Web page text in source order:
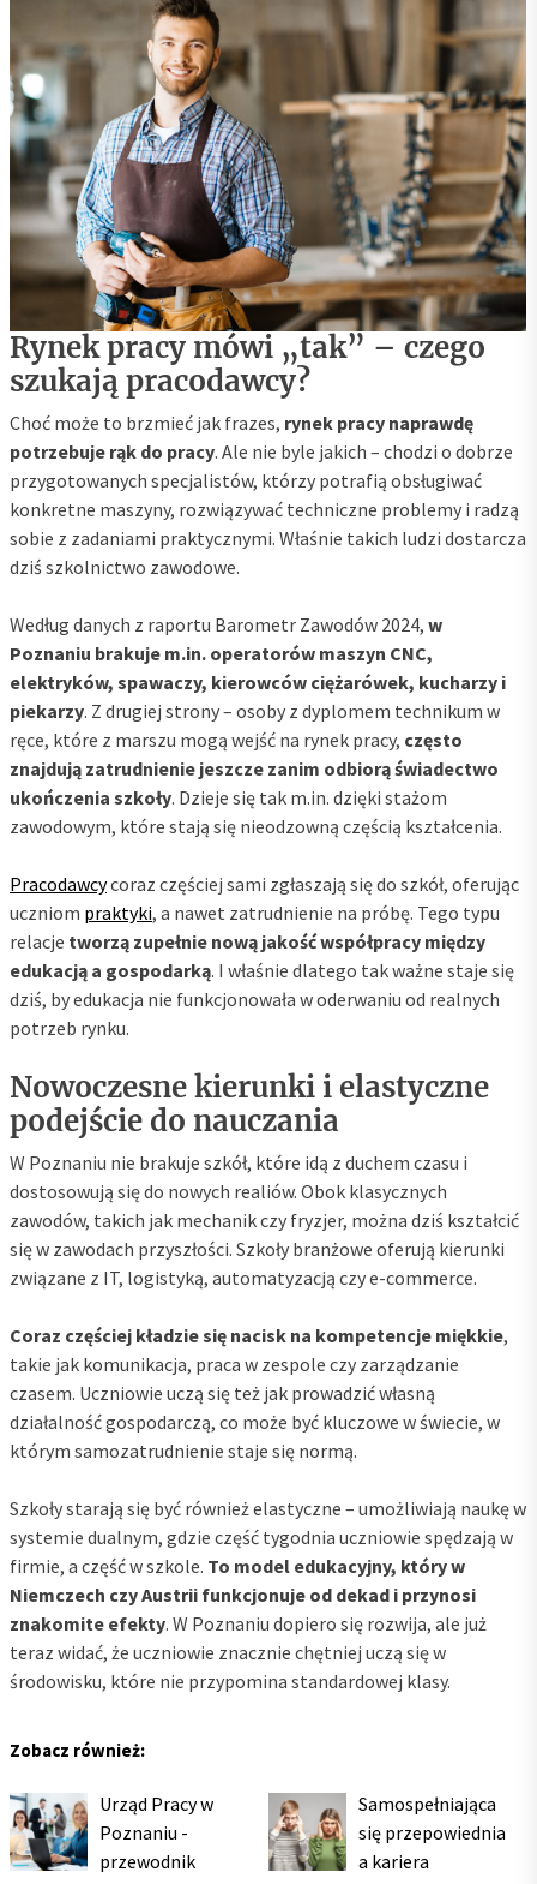
Rynek pracy mówi „tak” – czego
szukają pracodawcy?
Choć może to brzmieć jak frazes, rynek pracy naprawdę
potrzebuje rąk do pracy. Ale nie byle jakich – chodzi o dobrze
przygotowanych specjalistów, którzy potrafią obsługiwać
konkretne maszyny, rozwiązywać techniczne problemy i radzą
sobie z zadaniami praktycznymi. Właśnie takich ludzi dostarcza
dziś szkolnictwo zawodowe.
Według danych z raportu Barometr Zawodów 2024, w
Poznaniu brakuje m.in. operatorów maszyn CNC,
elektryków, spawaczy, kierowców ciężarówek, kucharzy i
piekarzy. Z drugiej strony – osoby z dyplomem technikum w
ręce, które z marszu mogą wejść na rynek pracy, często
znajdują zatrudnienie jeszcze zanim odbiorą świadectwo
ukończenia szkoły. Dzieje się tak m.in. dzięki stażom
zawodowym, które stają się nieodzowną częścią kształcenia.
Pracodawcycoraz częściej sami zgłaszają się do szkół, oferując
uczniom praktyki, a nawet zatrudnienie na próbę. Tego typu
relacje tworzą zupełnie nową jakość współpracy między
edukacją a gospodarką. I właśnie dlatego tak ważne staje się
dziś, by edukacja nie funkcjonowała w oderwaniu od realnych
potrzeb rynku.
Nowoczesne kierunki i elastyczne
podejście do nauczania
W Poznaniu nie brakuje szkół, które idą z duchem czasu i
dostosowują się do nowych realiów. Obok klasycznych
zawodów, takich jak mechanik czy fryzjer, można dziś kształcić
się w zawodach przyszłości. Szkoły branżowe oferują kierunki
związane z IT, logistyką, automatyzacją czy e-commerce.
Coraz częściej kładzie się nacisk na kompetencje miękkie,
takie jak komunikacja, praca w zespole czy zarządzanie
czasem. Uczniowie uczą się też jak prowadzić własną
działalność gospodarczą, co może być kluczowe w świecie, w
którym samozatrudnienie staje się normą.
Szkoły starają się być również elastyczne – umożliwiają naukę w
systemie dualnym, gdzie część tygodnia uczniowie spędzają w
firmie, a część w szkole. To model edukacyjny, który w
Niemczech czy Austrii funkcjonuje od dekad i przynosi
znakomite efekty. W Poznaniu dopiero się rozwija, ale już
teraz widać, że uczniowie znacznie chętniej uczą się w
środowisku, które nie przypomina standardowej klasy.
Zobacz również:
Urząd Pracy w
Poznaniu -
przewodnik
Samospełniająca
się przepowiednia
a kariera